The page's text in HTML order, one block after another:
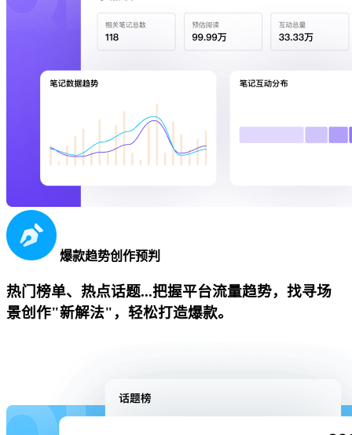
爆款趋势创作预判
热门榜单、热点话题...把握平台流量趋势，找寻场
景创作"新解法"，轻松打造爆款。